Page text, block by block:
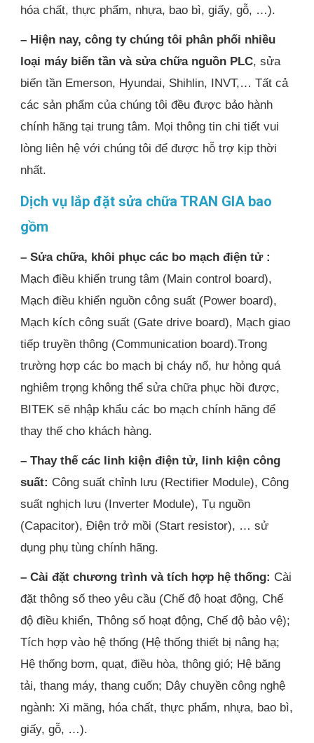
hóa chất, thực phẩm, nhựa, bao bì, giấy, gỗ, …).
– Hiện nay, công ty chúng tôi phân phối nhiều
loại máy biến tần và sửa chữa nguồn PLC, sửa
biến tần Emerson, Hyundai, Shihlin, INVT,… Tất cả
các sản phẩm của chúng tôi đều được bảo hành
chính hãng tại trung tâm. Mọi thông tin chi tiết vui
lòng liên hệ với chúng tôi để được hỗ trợ kịp thời
nhất.
Dịch vụ lắp đặt sửa chữa TRAN GIA bao
gồm
– Sửa chữa, khôi phục các bo mạch điện tử :
Mạch điều khiển trung tâm (Main control board),
Mạch điều khiển nguồn công suất (Power board),
Mạch kích công suất (Gate drive board), Mạch giao
tiếp truyền thông (Communication board).Trong
trường hợp các bo mạch bị cháy nổ, hư hỏng quá
nghiêm trọng không thể sửa chữa phục hồi được,
BITEK sẽ nhập khẩu các bo mạch chính hãng để
thay thế cho khách hàng.
– Thay thế các linh kiện điện tử, linh kiện công
suất: Công suất chỉnh lưu (Rectifier Module), Công
suất nghịch lưu (Inverter Module), Tụ nguồn
(Capacitor), Điện trở mồi (Start resistor), … sử
dụng phụ tùng chính hãng.
– Cài đặt chương trình và tích hợp hệ thống: Cài
đặt thông số theo yêu cầu (Chế độ hoạt động, Chế
độ điều khiển, Thông số hoạt động, Chế độ bảo vệ);
Tích hợp vào hệ thống (Hệ thống thiết bị nâng hạ;
Hệ thống bơm, quạt, điều hòa, thông gió; Hệ băng
tải, thang máy, thang cuốn; Dây chuyền công nghệ
ngành: Xi măng, hóa chất, thực phẩm, nhựa, bao bì,
giấy, gỗ, …).